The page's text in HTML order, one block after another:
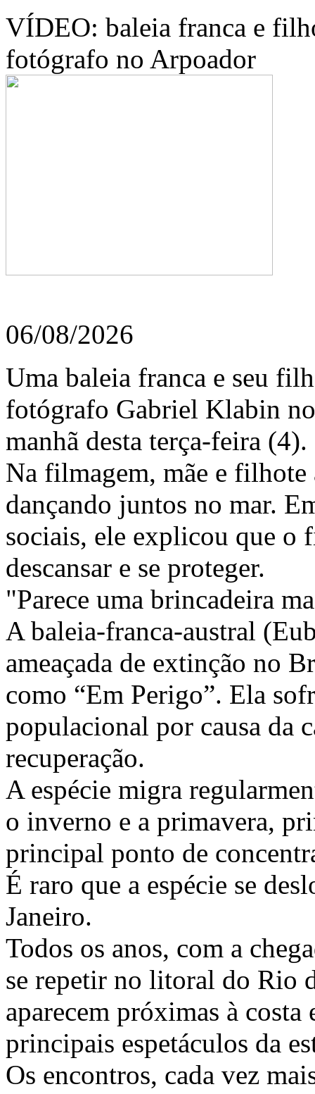
VÍDEO: baleia franca e
fotógrafo no Arpoador
06/08/2026
Uma baleia franca e seu
fotógrafo Gabriel Klabin
manhã desta terça-feira (4).
Na filmagem, mãe e filhote
dançando juntos no mar.
sociais, ele explicou que o
descansar e se proteger.
"Parece uma brincadeira
A baleia-franca-austral
ameaçada de extinção no
como “Em Perigo”. Ela
populacional por causa da
recuperação.
A espécie migra
o inverno e a primavera,
principal ponto de
É raro que a espécie se
Janeiro.
Todos os anos, com a
se repetir no litoral do Rio
aparecem próximas à
principais espetáculos da
Os encontros, cada vez